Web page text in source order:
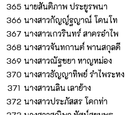
365 นายสันติภาพ ประยูรพนา
366 นางสาวกัญญ์ฐญาณ์ โคนโท
367 นางสาวเกวรินทร์ สาครอำไพ
368 นางสาวจันทกานต์ พานสกุลดี
369 นางสาวณัฐชยา หาญหม่อง
370 นางสาวธัญญาทิพย์ รำไพระหง
371 นางสาวนลิน เลาย้าง
372 นางสาวประภัสสร โคกท่า